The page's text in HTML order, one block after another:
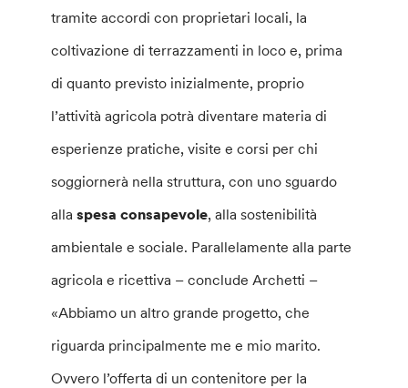
tramite accordi con proprietari locali, la
coltivazione di terrazzamenti in loco e, prima
di quanto previsto inizialmente, proprio
l’attività agricola potrà diventare materia di
esperienze pratiche, visite e corsi per chi
soggiornerà nella struttura, con uno sguardo
allaspesa consapevole, alla sostenibilità
ambientale e sociale. Parallelamente alla parte
agricola e ricettiva – conclude Archetti –
«Abbiamo un altro grande progetto, che
riguarda principalmente me e mio marito.
Ovvero l’offerta di un contenitore per la